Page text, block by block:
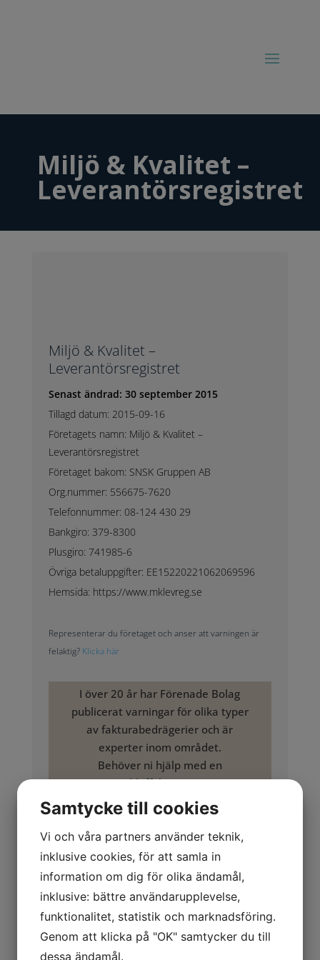
Miljö & Kvalitet –
Leverantörsregistret
Miljö & Kvalitet –
Leverantörsregistret
Senast ändrad: 30 september 2015
Tillagd datum: 2015-09-16
Företagets namn: Miljö & Kvalitet –
Leverantörsregistret
Företaget bakom: SNSK Gruppen AB
Org.nummer: 556675-7620
Telefonnummer: 08-124 430 29
Bankgiro: 379-8300
Plusgiro: 741985-6
Övriga betaluppgifter: EE15220221062069596
Hemsida: https://www.mklevreg.se
Representerar du företaget och anser att varningen är
felaktig? Klicka här
I över 20 år har Förenade Bolag
publicerat varningar för olika typer
av fakturabedrägerier och är
experter inom området.
Behöver ni hjälp med en
bluffaktura?
Kontakta oss:
tel: 020 503 503
info@forenadebolag.se
Allmänt om företaget
Miljö & Kvalitet –
Leverantörsregistret /
MKLEVREG
Samtycke till cookies
Vi och våra partners använder teknik,
inklusive cookies, för att samla in
information om dig för olika ändamål,
inklusive: bättre användarupplevelse,
funktionalitet, statistik och marknadsföring.
Genom att klicka på "OK" samtycker du till
dessa ändamål.